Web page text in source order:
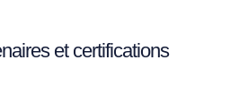
et certifications